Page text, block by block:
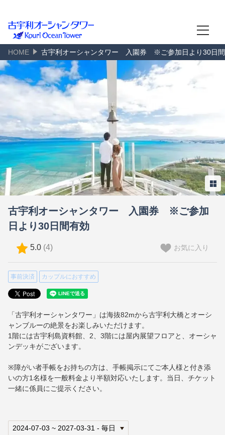
園内MAP
言語
日本語
English
한국어
简体中文
繁體中文
HOME 古宇利オーシャンタワー 入園券 ※ご参加日より30日
古宇利オーシャンタワー 入園券 ※ご参加
日より30日間有効
5.0 (4) お気に入り
事前決済 カップルにおすすめ
「古宇利オーシャンタワー」は海抜82mから古宇利大橋とオーシ
ャンブルーの絶景をお楽しみいただけます。
1階には古宇利島資料館、2、3階には屋内展望フロアと、オーシャ
ンデッキがございます。
※障がい者手帳をお持ちの方は、手帳掲示にてご本人様と付き添
いの方1名様を一般料金より半額対応いたします。当日、チケット
一緒に係員にご提示ください。